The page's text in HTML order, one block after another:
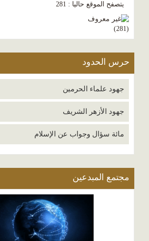
يتصفح الموقع حاليا : 281
(
281
)
حرس الحدود
جهود علماء الحرمين
جهود الأزهر الشريف
مائة سؤال وجواب عن الإسلام
مجتمع المبدعين